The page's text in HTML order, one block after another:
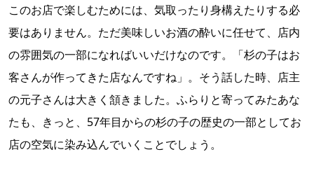
このお店で楽しむためには、気取ったり身構えたりする必
要はありません。ただ美味しいお酒の酔いに任せて、店内
の雰囲気の一部になればいいだけなのです。「杉の子はお
客さんが作ってきた店なんですね」。そう話した時、店主
の元子さんは大きく頷きました。ふらりと寄ってみたあな
たも、きっと、57年目からの杉の子の歴史の一部としてお
店の空気に染み込んでいくことでしょう。